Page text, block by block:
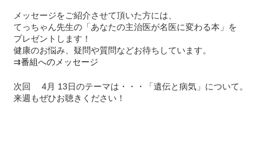
メッセージをご紹介させて頂いた方には、
てっちゃん先生の「あなたの主治医が名医に変わる本」を
プレゼントします！
健康のお悩み、疑問や質問などお待ちしています。
⇉番組へのメッセージ
次回 4月 13日のテーマは・・・「遺伝と病気」について。
来週もぜひお聴きください！